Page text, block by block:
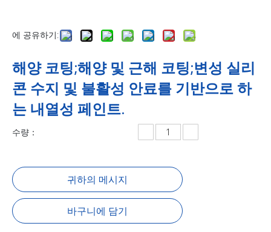
에 공유하기:
해양 코팅;해양 및 근해 코팅;변성 실리
콘 수지 및 불활성 안료를 기반으로 하
는 내열성 페인트.
수량：
귀하의 메시지
바구니에 담기